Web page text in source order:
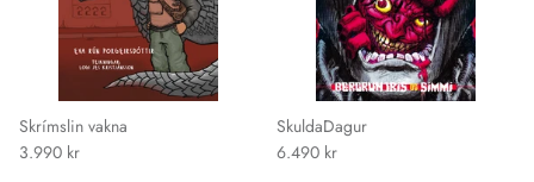
Skrímslin vakna
3.990 kr
SkuldaDagur
6.490 kr